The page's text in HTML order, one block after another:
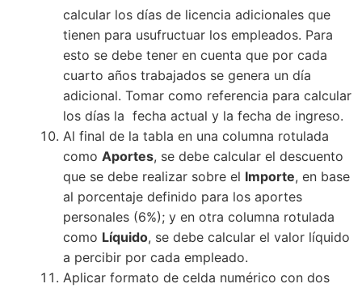
calcular los días de licencia adicionales que
tienen para usufructuar los empleados. Para
esto se debe tener en cuenta que por cada
cuarto años trabajados se genera un día
adicional. Tomar como referencia para calcular
los días la fecha actual y la fecha de ingreso.
Al final de la tabla en una columna rotulada
como Aportes, se debe calcular el descuento
que se debe realizar sobre el Importe, en base
al porcentaje definido para los aportes
personales (6%); y en otra columna rotulada
como Líquido, se debe calcular el valor líquido
a percibir por cada empleado.
Aplicar formato de celda numérico con dos